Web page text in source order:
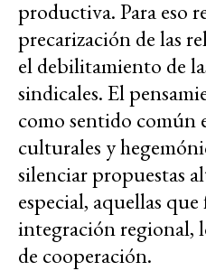
productiva. Para eso
precarización de las
el debilitamiento de
sindicales. El
como sentido común
culturales y
silenciar propuestas
especial, aquellas
integración regional,
de cooperación.